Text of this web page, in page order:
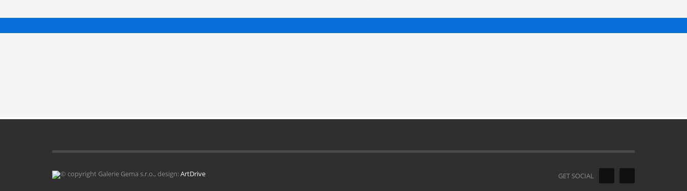
GET SOCIAL
© copyright Galerie Gema s.r.o., design:ArtDrive